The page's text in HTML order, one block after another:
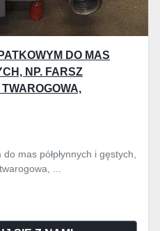
DO MAS
NP. FARSZ
mas półpłynnych i gęstych,
...